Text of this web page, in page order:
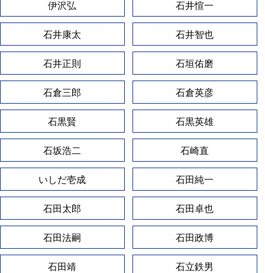
伊沢弘 石井愃一
石井康太 石井智也
石井正則 石垣佑磨
石倉三郎 石倉英彦
石黒賢 石黒英雄
石坂浩二 石崎直
いしだ壱成 石田純一
石田太郎 石田卓也
石田法嗣 石田政博
石田靖 石立鉄男